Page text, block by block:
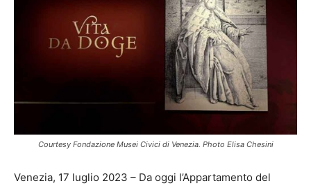
Courtesy Fondazione Musei Civici di Venezia. Photo Elisa Chesini
Venezia, 17 luglio 2023 – Da oggi l’Appartamento del